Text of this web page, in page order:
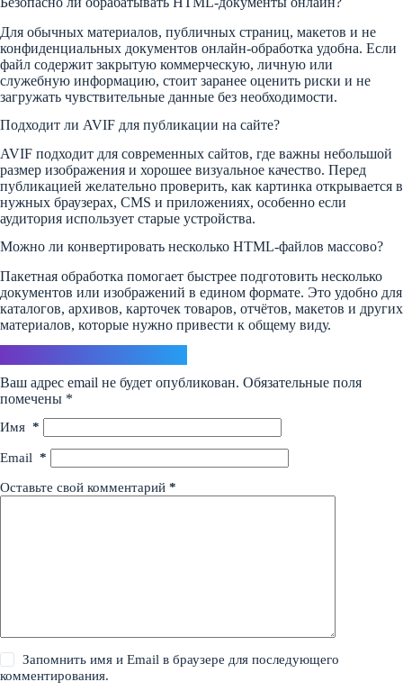
Для обычных материалов, публичных страниц, макетов и не
конфиденциальных документов онлайн-обработка удобна. Если
файл содержит закрытую коммерческую, личную или
служебную информацию, стоит заранее оценить риски и не
загружать чувствительные данные без необходимости.
Подходит ли AVIF для публикации на сайте?
AVIF подходит для современных сайтов, где важны небольшой
размер изображения и хорошее визуальное качество. Перед
публикацией желательно проверить, как картинка открывается в
нужных браузерах, CMS и приложениях, особенно если
аудитория использует старые устройства.
Можно ли конвертировать несколько HTML-файлов массово?
Пакетная обработка помогает быстрее подготовить несколько
документов или изображений в едином формате. Это удобно для
каталогов, архивов, карточек товаров, отчётов, макетов и других
материалов, которые нужно привести к общему виду.
Ваш адрес email не будет опубликован. Обязательные поля
помечены *
Имя *
Email *
Оставьте свой комментарий *
Запомнить имя и Email в браузере для последующего
комментирования.